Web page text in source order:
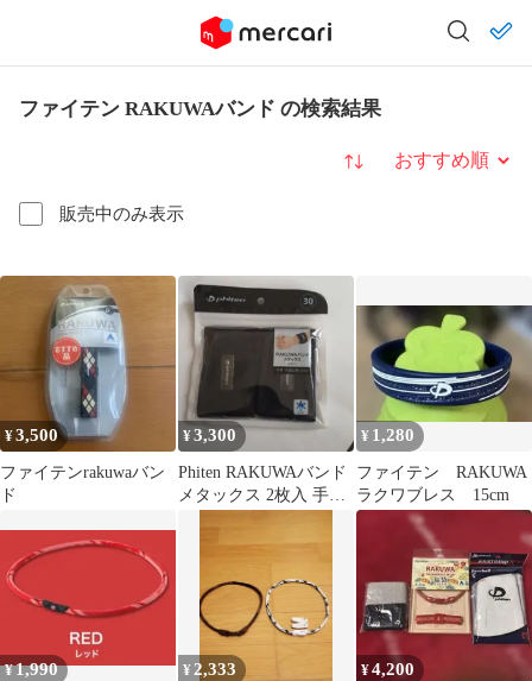
ファイテン RAKUWAバンド の検索結果
販売中のみ表示
並び替え
¥3,500
ファイテンrakuwaバン
ド
¥3,300
Phiten RAKUWAバンド
メタックス 2枚入 手首
¥ 1,280
ファイテン RAKUWA
ラクワブレス 15cm
¥1,990 ¥ 2,333 ¥4,200